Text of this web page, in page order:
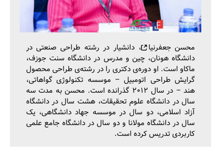
محسن جعفرنیا
، دانشیار در رشته طراحی صنعتی در
دانشگاه هونان، چین و مدرس در دانشگاه سنت جوزف،
ماکاو است. او دوره‌ی دکتری را در رشته‌ی طراحی محصول
گرایش طراحی اتومبیل – موسسه تکنولوژی گواهاتی،
هند – در سال ۲۰۱۲ گذرانده است. محسن به مدت سه
سال در دانشگاه علوم تحقیقات، هشت سال در دانشگاه
آزاد اسلامی، دو سال در موسسه جهاد دانشگاهی، یک
سال در دانشگاه مولانا و دو سال در دانشگاه جامع علمی
کاربردی تدریس کرده است.